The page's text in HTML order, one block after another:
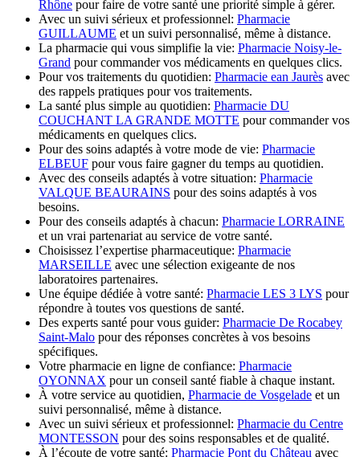
Rhône pour faire de votre santé une priorité simple à gérer.
Avec un suivi sérieux et professionnel: Pharmacie
GUILLAUME et un suivi personnalisé, même à distance.
La pharmacie qui vous simplifie la vie: Pharmacie Noisy-le-
Grand pour commander vos médicaments en quelques clics.
Pour vos traitements du quotidien: Pharmacie ean Jaurès avec
des rappels pratiques pour vos traitements.
La santé plus simple au quotidien: Pharmacie DU
COUCHANT LA GRANDE MOTTE pour commander vos
médicaments en quelques clics.
Pour des soins adaptés à votre mode de vie: Pharmacie
ELBEUF pour vous faire gagner du temps au quotidien.
Avec des conseils adaptés à votre situation: Pharmacie
VALQUE BEAURAINS pour des soins adaptés à vos
besoins.
Pour des conseils adaptés à chacun: Pharmacie LORRAINE
et un vrai partenariat au service de votre santé.
Choisissez l’expertise pharmaceutique: Pharmacie
MARSEILLE avec une sélection exigeante de nos
laboratoires partenaires.
Une équipe dédiée à votre santé: Pharmacie LES 3 LYS pour
répondre à toutes vos questions de santé.
Des experts santé pour vous guider: Pharmacie De Rocabey
Saint-Malo pour des réponses concrètes à vos besoins
spécifiques.
Votre pharmacie en ligne de confiance: Pharmacie
OYONNAX pour un conseil santé fiable à chaque instant.
À votre service au quotidien, Pharmacie de Vosgelade et un
suivi personnalisé, même à distance.
Avec un suivi sérieux et professionnel: Pharmacie du Centre
MONTESSON pour des soins responsables et de qualité.
À l’écoute de votre santé: Pharmacie Pont du Château avec